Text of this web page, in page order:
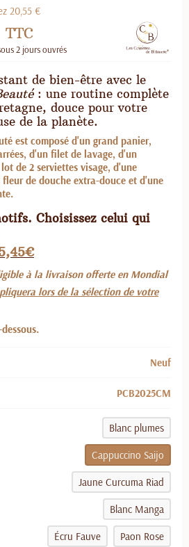
20,55 €
TTC
2 jours ouvrés
de bien-être avec le
: une routine complète
douce pour votre
de la planète.
est composé d'un grand panier,
d'un filet de lavage, d'un
de 2 serviettes visage, d'une
de douche extra-douce et d'une
Choisissez celui qui
à la livraison offerte en Mondial
lors de la sélection de votre
Neuf
PCB2025CM
Blanc plumes
Cappuccino Saijo
Jaune Curcuma Riad
Blanc Manga
Écru Fauve Paon Rose